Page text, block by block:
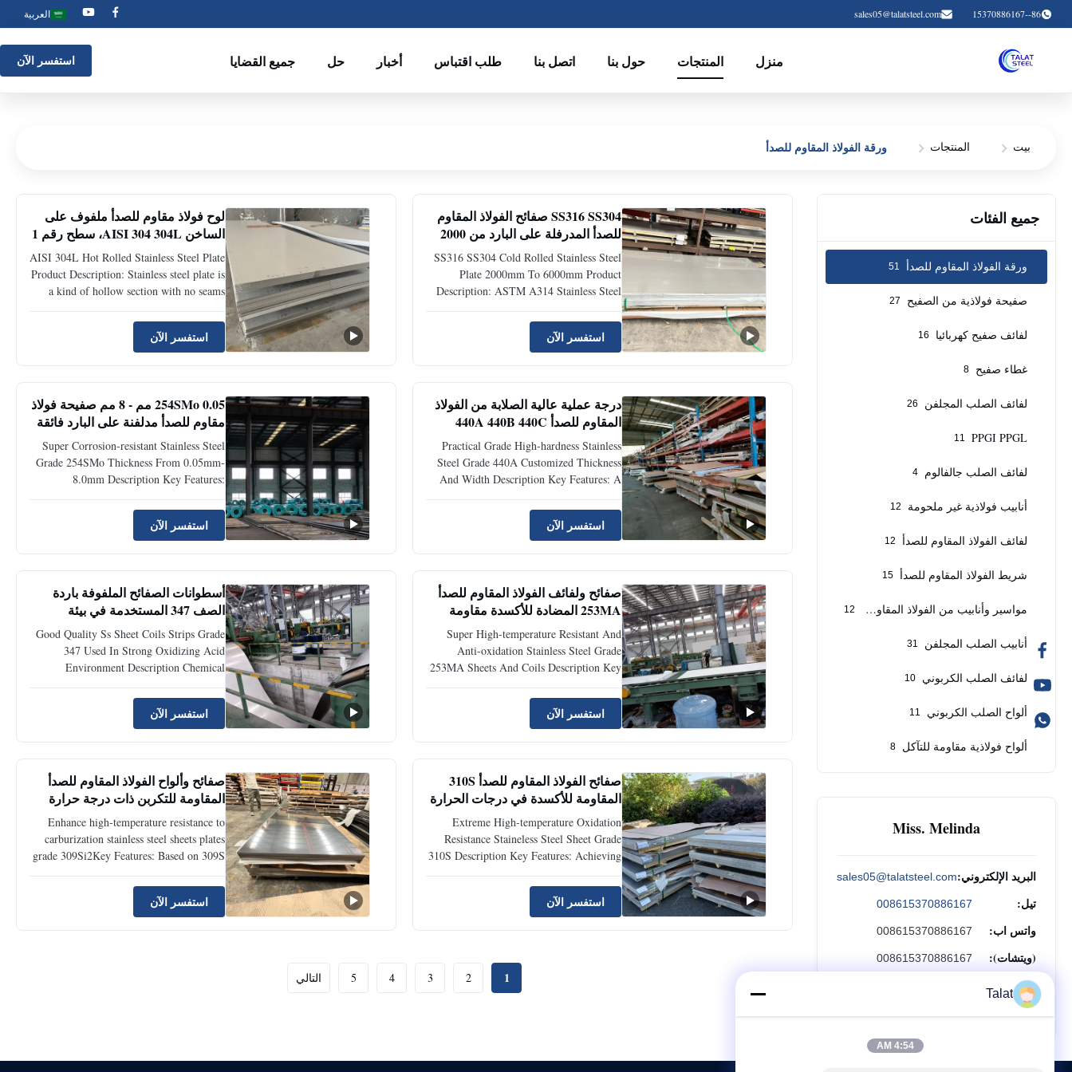
86--15370886167
sales05@talatsteel.com العربية
منزل المنتجات حول بنا اتصل بنا طلب اقتباس أخبار حل جميع القضايا استفسر الآن
بيت المنتجات ورقة الفولاذ المقاوم للصدأ
جميع الفئات
ورقة الفولاذ المقاوم للصدأ 51
صفيحة فولاذية من الصفيح 27
لفائف صفيح كهربائيا 16
غطاء صفيح 8
لفائف الصلب المجلفن 26
PPGI PPGL
11
لفائف الصلب جالفالوم 4
أنابيب فولاذية غير ملحومة 12
لفائف الفولاذ المقاوم للصدأ 12
شريط الفولاذ المقاوم للصدأ 15
مواسير وأنابيب من الفولاذ المقاوم للصدأ 12
أنابيب الصلب المجلفن 31
لفائف الصلب الكربوني 10
ألواح الصلب الكربوني 11
ألواح فولاذية مقاومة للتآكل 8
Miss. Melinda
البريد الإلكتروني:sales05@talatsteel.com
تيل: 008615370886167
واتس اب: 008615370886167
(ويتشات): 008615370886167
SS316 SS304 صفائح الفولاذ المقاوم
للصدأ المدرفلة على البارد من 2000
مم إلى 6000 مم
SS316 SS304 Cold Rolled Stainless Steel
Plate 2000mm To 6000mm Product
Description: ASTM A314 Stainless Steel
410 UNS S41000 Ams 5504 Stainless
Steel Sheets Metal - Grade 410 UNS
S41000 Ams 5504 overview Grade 410
استفسر الآن
لوح فولاذ مقاوم للصدأ ملفوف على
الساخن AISI 304 304L، سطح رقم 1
AISI 304L Hot Rolled Stainless Steel Plate
Product Description: Stainless steel plate is
a kind of hollow section with no seams
product, stainless steel plate is more
economical and practical, the thinner the
wall thickness, stainless steel plate's
استفسر الآن
درجة عملية عالية الصلابة من الفولاذ
المقاوم للصدأ 440A 440B 440C
سمك وعرض مخصص
Practical Grade High-hardness Stainless
Steel Grade 440A Customized Thickness
And Width Description Key Features: A
high-chromium martensitic stainless steel
that achieves an excellent balance between
hardness, wear resistance, corrosion
استفسر الآن
254SMo 0.05 مم - 8 مم صفيحة فولاذ
مقاوم للصدأ مدلفنة على البارد فائقة
المقاومة للتآكل
Super Corrosion-resistant Stainless Steel
Grade 254SMo Thickness From 0.05mm-
8.0mm Description Key Features:
among all stainless steels through
extremely high molybdenum, nitrogen,
and copper content, especially exhibiting
استفسر الآن
صفائح ولفائف الفولاذ المقاوم للصدأ
253MA المضادة للأكسدة مقاومة
لدرجات الحرارة العالية جدًا
Super High-temperature Resistant And
Anti-oxidation Stainless Steel Grade
253MA Sheets And Coils Description Key
alloying" design (high chromium, high
nickel, and the addition of nitrogen,
cerium, etc.), it achieves high-temperature
استفسر الآن
أسطوانات الصفائح الملفوفة باردة
الصف 347 المستخدمة في بيئة
حمضية قوية
Good Quality Ss Sheet Coils Strips Grade
347 Used In Strong Oxidizing Acid
Environment Description Chemical
Composition: Similar to 304 stainless steel,
containing approximately 18% chromium
and 9% nickel. Key Stabilizing Element:
استفسر الآن
صفائح الفولاذ المقاوم للصدأ 310S
المقاومة للأكسدة في درجات الحرارة
العالية جدًا
Extreme High-temperature Oxidation
Resistance Staineless Steel Sheet Grade
310S Description Key Features: Achieving
temperature strength through extremely
high chromium and nickel content, 310S is
one of the highest-performing grades
استفسر الآن
صفائح وألواح الفولاذ المقاوم للصدأ
المقاومة للتكربن ذات درجة حرارة
عالية 309Si2
Enhance high-temperature resistance to
carburization stainless steel sheets plates
grade 309Si2Key Features: Based on 309S
this product features a significantly
increased silicon content, specifically
designed to enhance high-temperature
استفسر الآن
1
2
3
4
5 التالي
Talat
4:54 AM